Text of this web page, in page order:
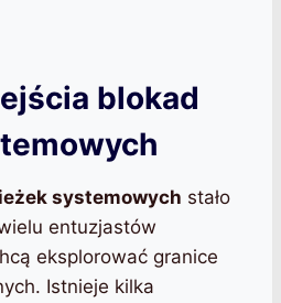
blokad
systemowych stało
entuzjastów
eksplorować granice
Istnieje kilka